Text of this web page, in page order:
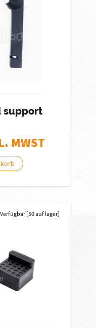
support
MWST
Verfügbar [50 auf lager]